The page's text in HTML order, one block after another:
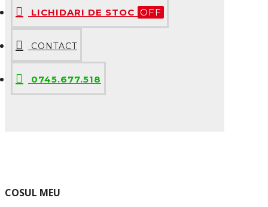
LICHIDARI DE STOC OFF
CONTACT
0745.677.518
COSUL MEU